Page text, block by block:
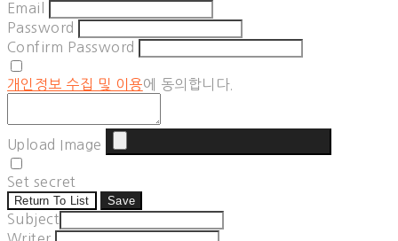
Email
Password
Confirm Password
개인정보 수집 및 이용에 동의합니다.
Upload Image
Set secret
Return To List Save
Subject